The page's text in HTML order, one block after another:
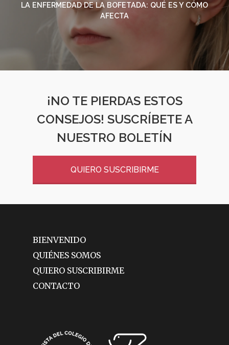
LA ENFERMEDAD DE LA BOFETADA: QUÉ ES Y CÓMO
AFECTA
¡NO TE PIERDAS ESTOS
CONSEJOS! SUSCRÍBETE A
NUESTRO BOLETÍN
QUIERO SUSCRIBIRME
BIENVENIDO
QUIÉNES SOMOS
QUIERO SUSCRIBIRME
CONTACTO